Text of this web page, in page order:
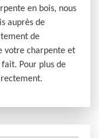
en bois, nous
auprès de
de
votre charpente et
Pour plus de